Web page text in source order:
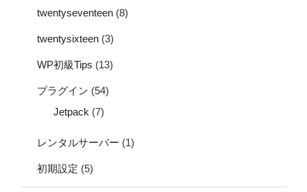
twentyseventeen (8)
twentysixteen (3)
WP初級Tips (13)
プラグイン (54)
Jetpack (7)
レンタルサーバー (1)
初期設定 (5)